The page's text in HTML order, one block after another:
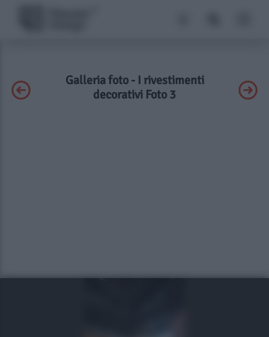
Galleria foto - I rivestimenti
decorativi Foto 3